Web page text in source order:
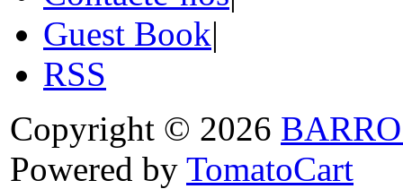
Guest Book|
RSS
Copyright © 2026
Powered by TomatoCart